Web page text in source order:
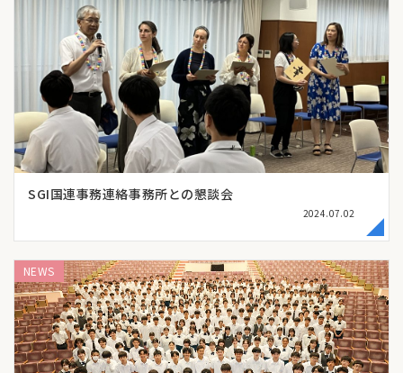
SGI国連事務連絡事務所との懇談会
2024.07.02
NEWS